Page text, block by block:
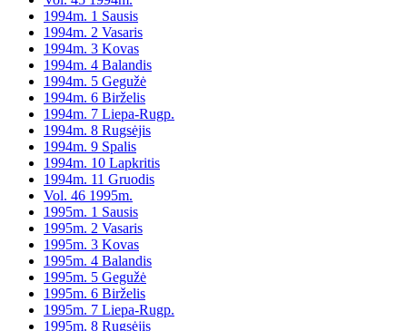
1994m. 1 Sausis
1994m. 2 Vasaris
1994m. 3 Kovas
1994m. 4 Balandis
1994m. 5 Gegužė
1994m. 6 Birželis
1994m. 7 Liepa-Rugp.
1994m. 8 Rugsėjis
1994m. 9 Spalis
1994m. 10 Lapkritis
1994m. 11 Gruodis
Vol. 46 1995m.
1995m. 1 Sausis
1995m. 2 Vasaris
1995m. 3 Kovas
1995m. 4 Balandis
1995m. 5 Gegužė
1995m. 6 Birželis
1995m. 7 Liepa-Rugp.
1995m. 8 Rugsėjis